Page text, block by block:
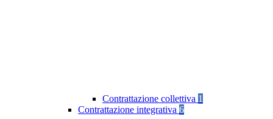
Contrattazione collettiva 1
Contrattazione integrativa 6